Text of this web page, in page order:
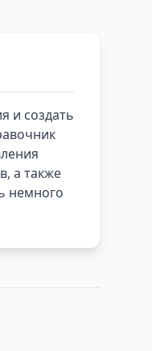
и создать
а также
немного